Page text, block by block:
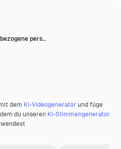
pers…
dem KI-Videogenerator und füge
du unseren KI-Stimmengenerator